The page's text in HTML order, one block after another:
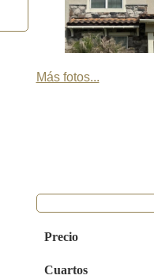
Más fotos...
Precio
Cuartos